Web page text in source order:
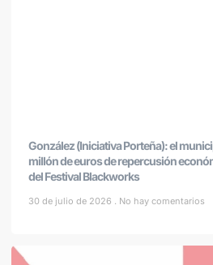
González (Iniciativa Porteña): el
millón de euros de repercusión
del Festival Blackworks
30 de julio de 2026 No hay comentarios